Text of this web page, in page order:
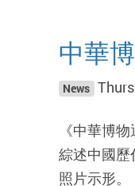
中華
News
《中華博
綜述中國歷
照片示形。